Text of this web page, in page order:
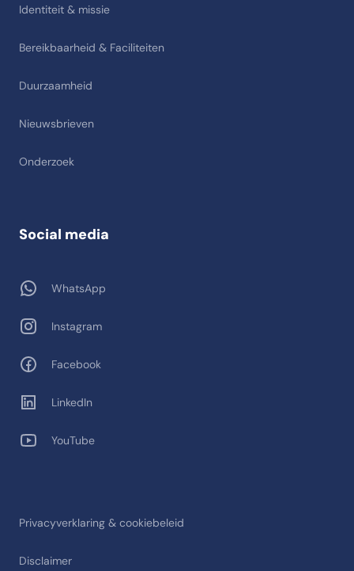
Identiteit & missie
Bereikbaarheid & Faciliteiten
Duurzaamheid
Nieuwsbrieven
Onderzoek
Privacyverklaring & cookiebeleid
Disclaimer
Social media
WhatsApp
Instagram
Facebook
LinkedIn
YouTube